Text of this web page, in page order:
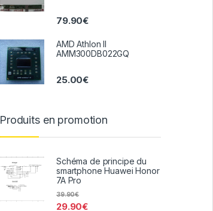
79.90€
AMD Athlon II
AMM300DB022GQ
25.00€
Produits en promotion
Schéma de principe du
smartphone Huawei Honor
7A Pro
29.90€
39.90€